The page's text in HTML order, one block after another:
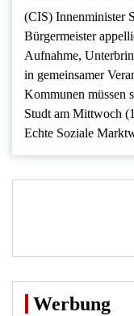
(CIS) Innenminister
Bürgermeister
Aufnahme,
in gemeinsamer
Kommunen müssen
Studt am Mittwoch
Echte Soziale
Werbung